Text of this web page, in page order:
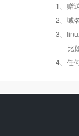
错误页面定义
数据定期备份
数据自助恢复
1、赠
2、域
3、
比
4、任